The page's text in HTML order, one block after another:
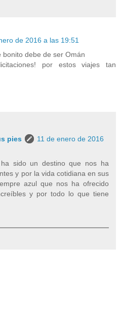
de 2016 a las 19:51
bonito debe de ser Omán
por estos viajes tan
pies
11 de enero de 2016
sido un destino que nos ha
y por la vida cotidiana en sus
azul que nos ha ofrecido
y por todo lo que tiene